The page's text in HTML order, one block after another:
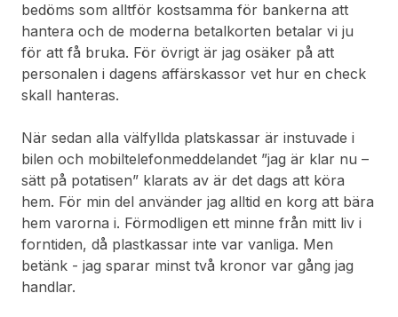
bedöms som alltför kostsamma för bankerna att
hantera och de moderna betalkorten betalar vi ju
för att få bruka. För övrigt är jag osäker på att
personalen i dagens affärskassor vet hur en check
skall hanteras.
När sedan alla välfyllda platskassar är instuvade i
bilen och mobiltelefonmeddelandet ”jag är klar nu –
sätt på potatisen” klarats av är det dags att köra
hem. För min del använder jag alltid en korg att bära
hem varorna i. Förmodligen ett minne från mitt liv i
forntiden, då plastkassar inte var vanliga. Men
betänk - jag sparar minst två kronor var gång jag
handlar.